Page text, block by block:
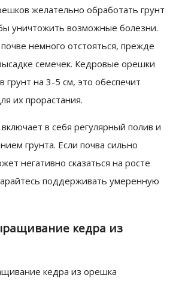
желательно обработать грунт
уничтожить возможные болезни.
немного отстояться, прежде
семечек. Кедровые орешки
грунт на 3-5 см, это обеспечит
их прорастания.
в себя регулярный полив и
грунта. Если почва сильно
негативно сказаться на росте
поддерживать умеренную
кедра из